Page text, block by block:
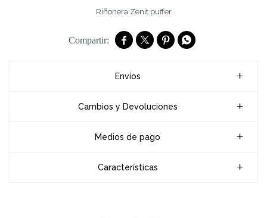
Riñonera Zenit puffer
   
Envíos
Cambios y Devoluciones
Medios de pago
Características